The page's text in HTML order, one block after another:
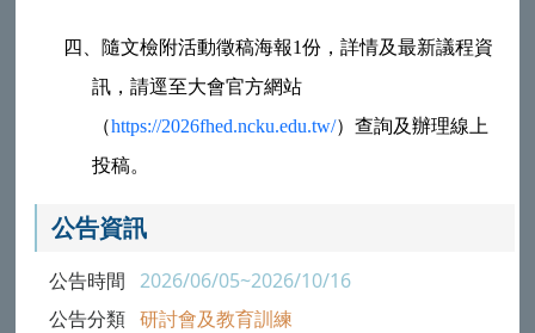
四、 隨文檢附活動徵稿海報1份，詳情及最新議程資
訊，請逕至大會官方網站
（https://2026fhed.ncku.edu.tw/）查詢及辦理線上
投稿。
公告資訊
公告時間 2026/06/05~2026/10/16
公告分類 研討會及教育訓練